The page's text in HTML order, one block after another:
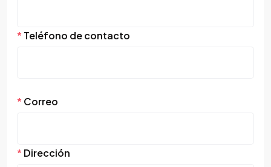
* Teléfono de contacto
* Correo
* Dirección